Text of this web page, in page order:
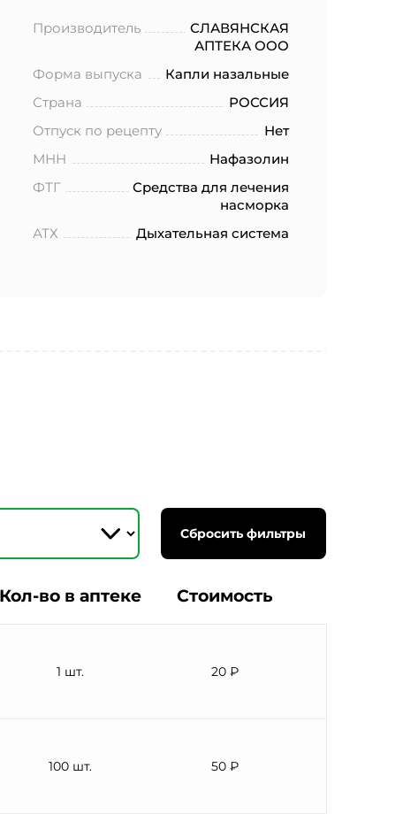
Производитель
СЛАВЯНСКАЯ
АПТЕКА ООО
Форма выпуска
Капли назальные
Страна
РОССИЯ
Отпуск по рецепту
Нет
МНН
Нафазолин
ФТГ
Средства для лечения
насморка
АТХ
Дыхательная система
Сбросить фильтры
Кол-во в аптеке Стоимость
1 шт. 20 ₽
100 шт. 50 ₽
моих
года